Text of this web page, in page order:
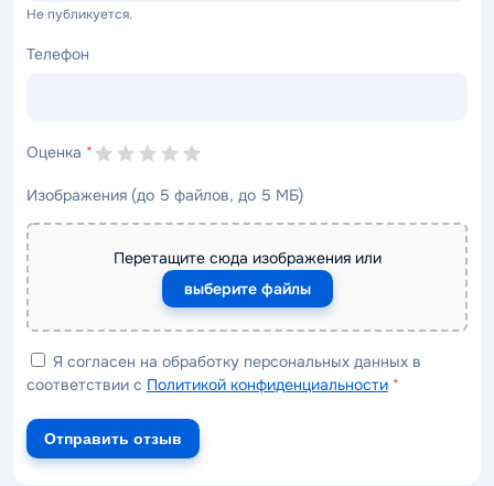
Не публикуется.
Телефон
Оценка *
Изображения (до 5 файлов, до 5 МБ)
Перетащите сюда изображения или
выберите файлы
Я согласен на обработку персональных данных в
соответствии с Политикой конфиденциальности *
Отправить отзыв